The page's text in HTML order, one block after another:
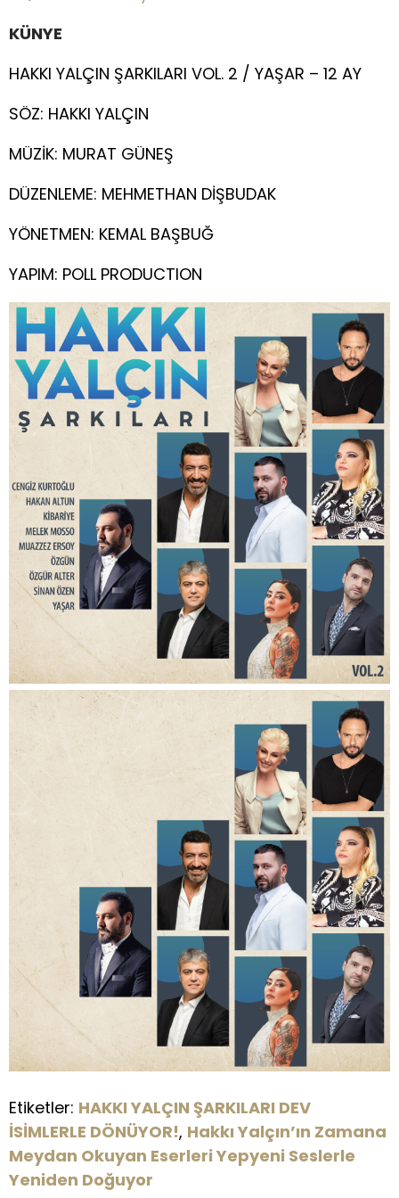
KÜNYE
HAKKI YALÇIN ŞARKILARI VOL. 2 / YAŞAR – 12 AY
SÖZ: HAKKI YALÇIN
MÜZİK: MURAT GÜNEŞ
DÜZENLEME: MEHMETHAN DİŞBUDAK
YÖNETMEN: KEMAL BAŞBUĞ
YAPIM: POLL PRODUCTION
Etiketler: HAKKI YALÇIN ŞARKILARI DEV
İSİMLERLE DÖNÜYOR!, Hakkı Yalçın’ın Zamana
Meydan Okuyan Eserleri Yepyeni Seslerle
Yeniden Doğuyor